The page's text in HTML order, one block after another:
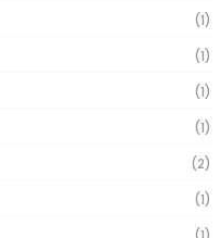
(1)
(1)
(1)
(1)
(2)
(1)